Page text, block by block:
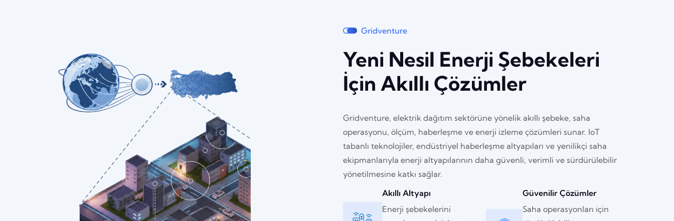
Gridventure
Yeni Nesil Enerji Şebekeleri
İçin Akıllı Çözümler
Gridventure, elektrik dağıtım sektörüne yönelik akıllı şebeke, saha
operasyonu, ölçüm, haberleşme ve enerji izleme çözümleri sunar. IoT
tabanlı teknolojiler, endüstriyel haberleşme altyapıları ve yenilikçi saha
ekipmanlarıyla enerji altyapılarının daha güvenli, verimli ve sürdürülebilir
yönetilmesine katkı sağlar.
Akıllı Altyapı
Enerji şebekelerini
Güvenilir Çözümler
Saha operasyonları için